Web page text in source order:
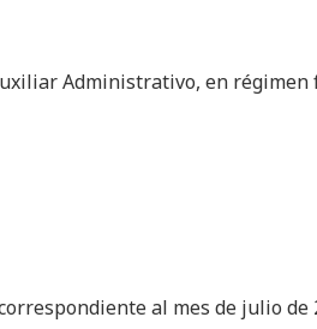
Administrativo, en
al mes de julio de